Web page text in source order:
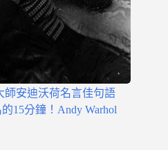
師安迪沃荷名言佳句語
15分鐘！Andy Warhol